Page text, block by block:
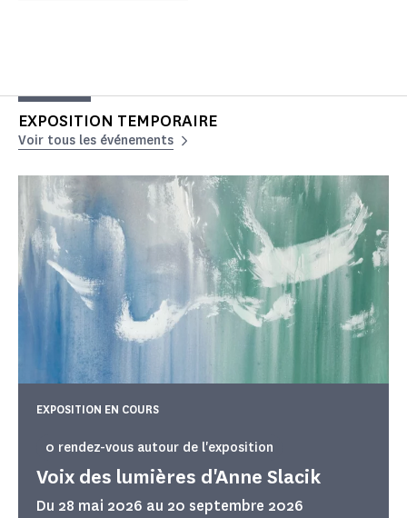
EXPOSITION TEMPORAIRE
Voir tous les événements
Voix des lumières d'Anne Slacik
0 rendez-vous autour de l'exposition
Du 28 mai 2026 au 20 septembre 2026
EXPOSITION EN COURS